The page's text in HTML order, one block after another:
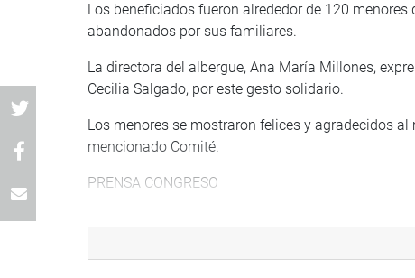
Los beneficiados fueron alrededor de 120
abandonados por sus familiares.
La directora del albergue, Ana María Millones,
Cecilia Salgado, por este gesto solidario.
Los menores se mostraron felices y agradecidos
mencionado Comité.
PRENSA CONGRESO